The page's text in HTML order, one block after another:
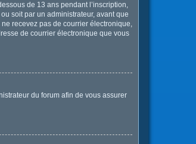
de 13 ans pendant l’inscription,
soit par un administrateur, avant que
recevez pas de courrier électronique,
de courrier électronique que vous
du forum afin de vous assurer